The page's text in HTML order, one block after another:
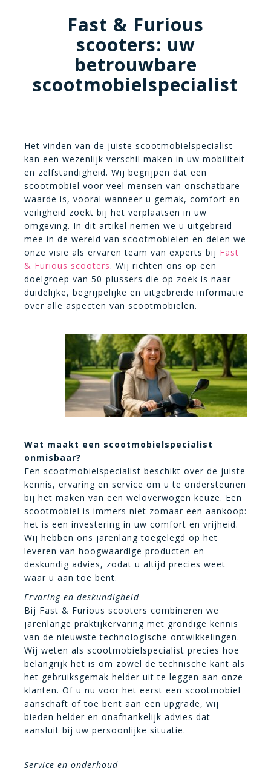
Fast & Furious
scooters: uw
betrouwbare
scootmobielspecialist
Het vinden van de juiste scootmobielspecialist
kan een wezenlijk verschil maken in uw mobiliteit
en zelfstandigheid. Wij begrijpen dat een
scootmobiel voor veel mensen van onschatbare
waarde is, vooral wanneer u gemak, comfort en
veiligheid zoekt bij het verplaatsen in uw
omgeving. In dit artikel nemen we u uitgebreid
mee in de wereld van scootmobielen en delen we
onze visie als ervaren team van experts bij Fast
& Furious scooters. Wij richten ons op een
doelgroep van 50-plussers die op zoek is naar
duidelijke, begrijpelijke en uitgebreide informatie
over alle aspecten van scootmobielen.
Wat maakt een scootmobielspecialist
onmisbaar?
Een scootmobielspecialist beschikt over de juiste
kennis, ervaring en service om u te ondersteunen
bij het maken van een weloverwogen keuze. Een
scootmobiel is immers niet zomaar een aankoop:
het is een investering in uw comfort en vrijheid.
Wij hebben ons jarenlang toegelegd op het
leveren van hoogwaardige producten en
deskundig advies, zodat u altijd precies weet
waar u aan toe bent.
Ervaring en deskundigheid
Bij Fast & Furious scooters combineren we
jarenlange praktijkervaring met grondige kennis
van de nieuwste technologische ontwikkelingen.
Wij weten als scootmobielspecialist precies hoe
belangrijk het is om zowel de technische kant als
het gebruiksgemak helder uit te leggen aan onze
klanten. Of u nu voor het eerst een scootmobiel
aanschaft of toe bent aan een upgrade, wij
bieden helder en onafhankelijk advies dat
aansluit bij uw persoonlijke situatie.
Service en onderhoud